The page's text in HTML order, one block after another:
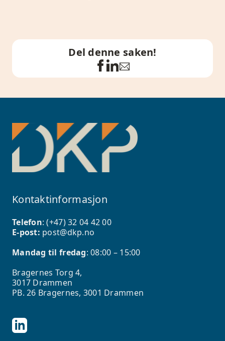
Del denne saken!
Kontaktinformasjon
Telefon: (+47)32 04 42 00
E-post: post@dkp.no
Mandag til fredag: 08:00 – 15:00
Bragernes Torg 4,
3017 Drammen
PB. 26 Bragernes, 3001 Drammen